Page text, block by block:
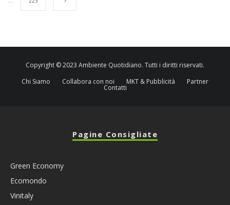
Copyright © 2023 Ambiente Quotidiano. Tutti i diritti riservati.
Chi Siamo
Collabora con noi MKT & Pubblicità Partner
Contatti
Pagine Consigliate
Green Economy
Ecomondo
Vinitaly